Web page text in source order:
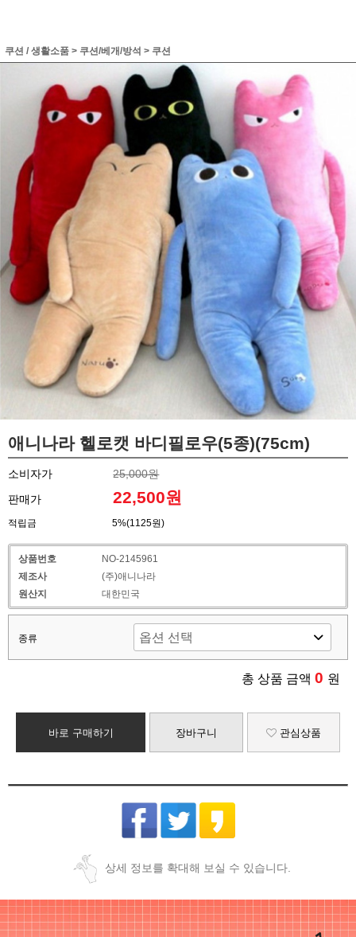
쿠션 / 생활소품 > 쿠션/베개/방석 > 쿠션
애니나라 헬로캣 바디필로우(5종)(75cm)
소비자가
25,000원
판매가
22,500원
적립금 5%(1125원)
상품번호
NO-2145961
제조사
(주)애니나라
원산지
대한민국
종류
총 상품 금액 0 원
바로 구매하기 장바구니 관심상품
상세 정보를 확대해 보실 수 있습니다.